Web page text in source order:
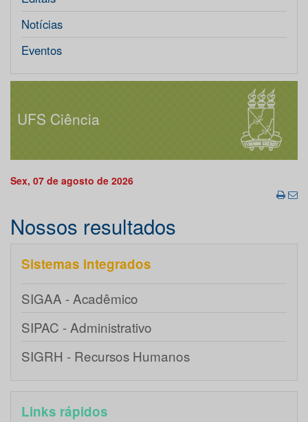
Notícias
Eventos
UFS Ciência
Sex, 07 de agosto de 2026
Nossos resultados
Sistemas integrados
SIGAA - Acadêmico
SIPAC - Administrativo
SIGRH - Recursos Humanos
Links rápidos